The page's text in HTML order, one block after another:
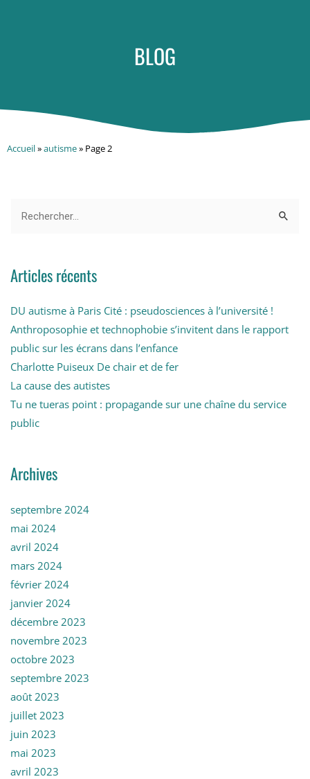
BLOG
Accueil»autisme» Page 2
Articles récents
DU autisme à Paris Cité : pseudosciences à l’université !
Anthroposophie et technophobie s’invitent dans le rapport
public sur les écrans dans l’enfance
Charlotte Puiseux De chair et de fer
La cause des autistes
Tu ne tueras point : propagande sur une chaîne du service
public
Archives
septembre 2024
mai 2024
avril 2024
mars 2024
février 2024
janvier 2024
décembre 2023
novembre 2023
octobre 2023
septembre 2023
août 2023
juillet 2023
juin 2023
mai 2023
avril 2023